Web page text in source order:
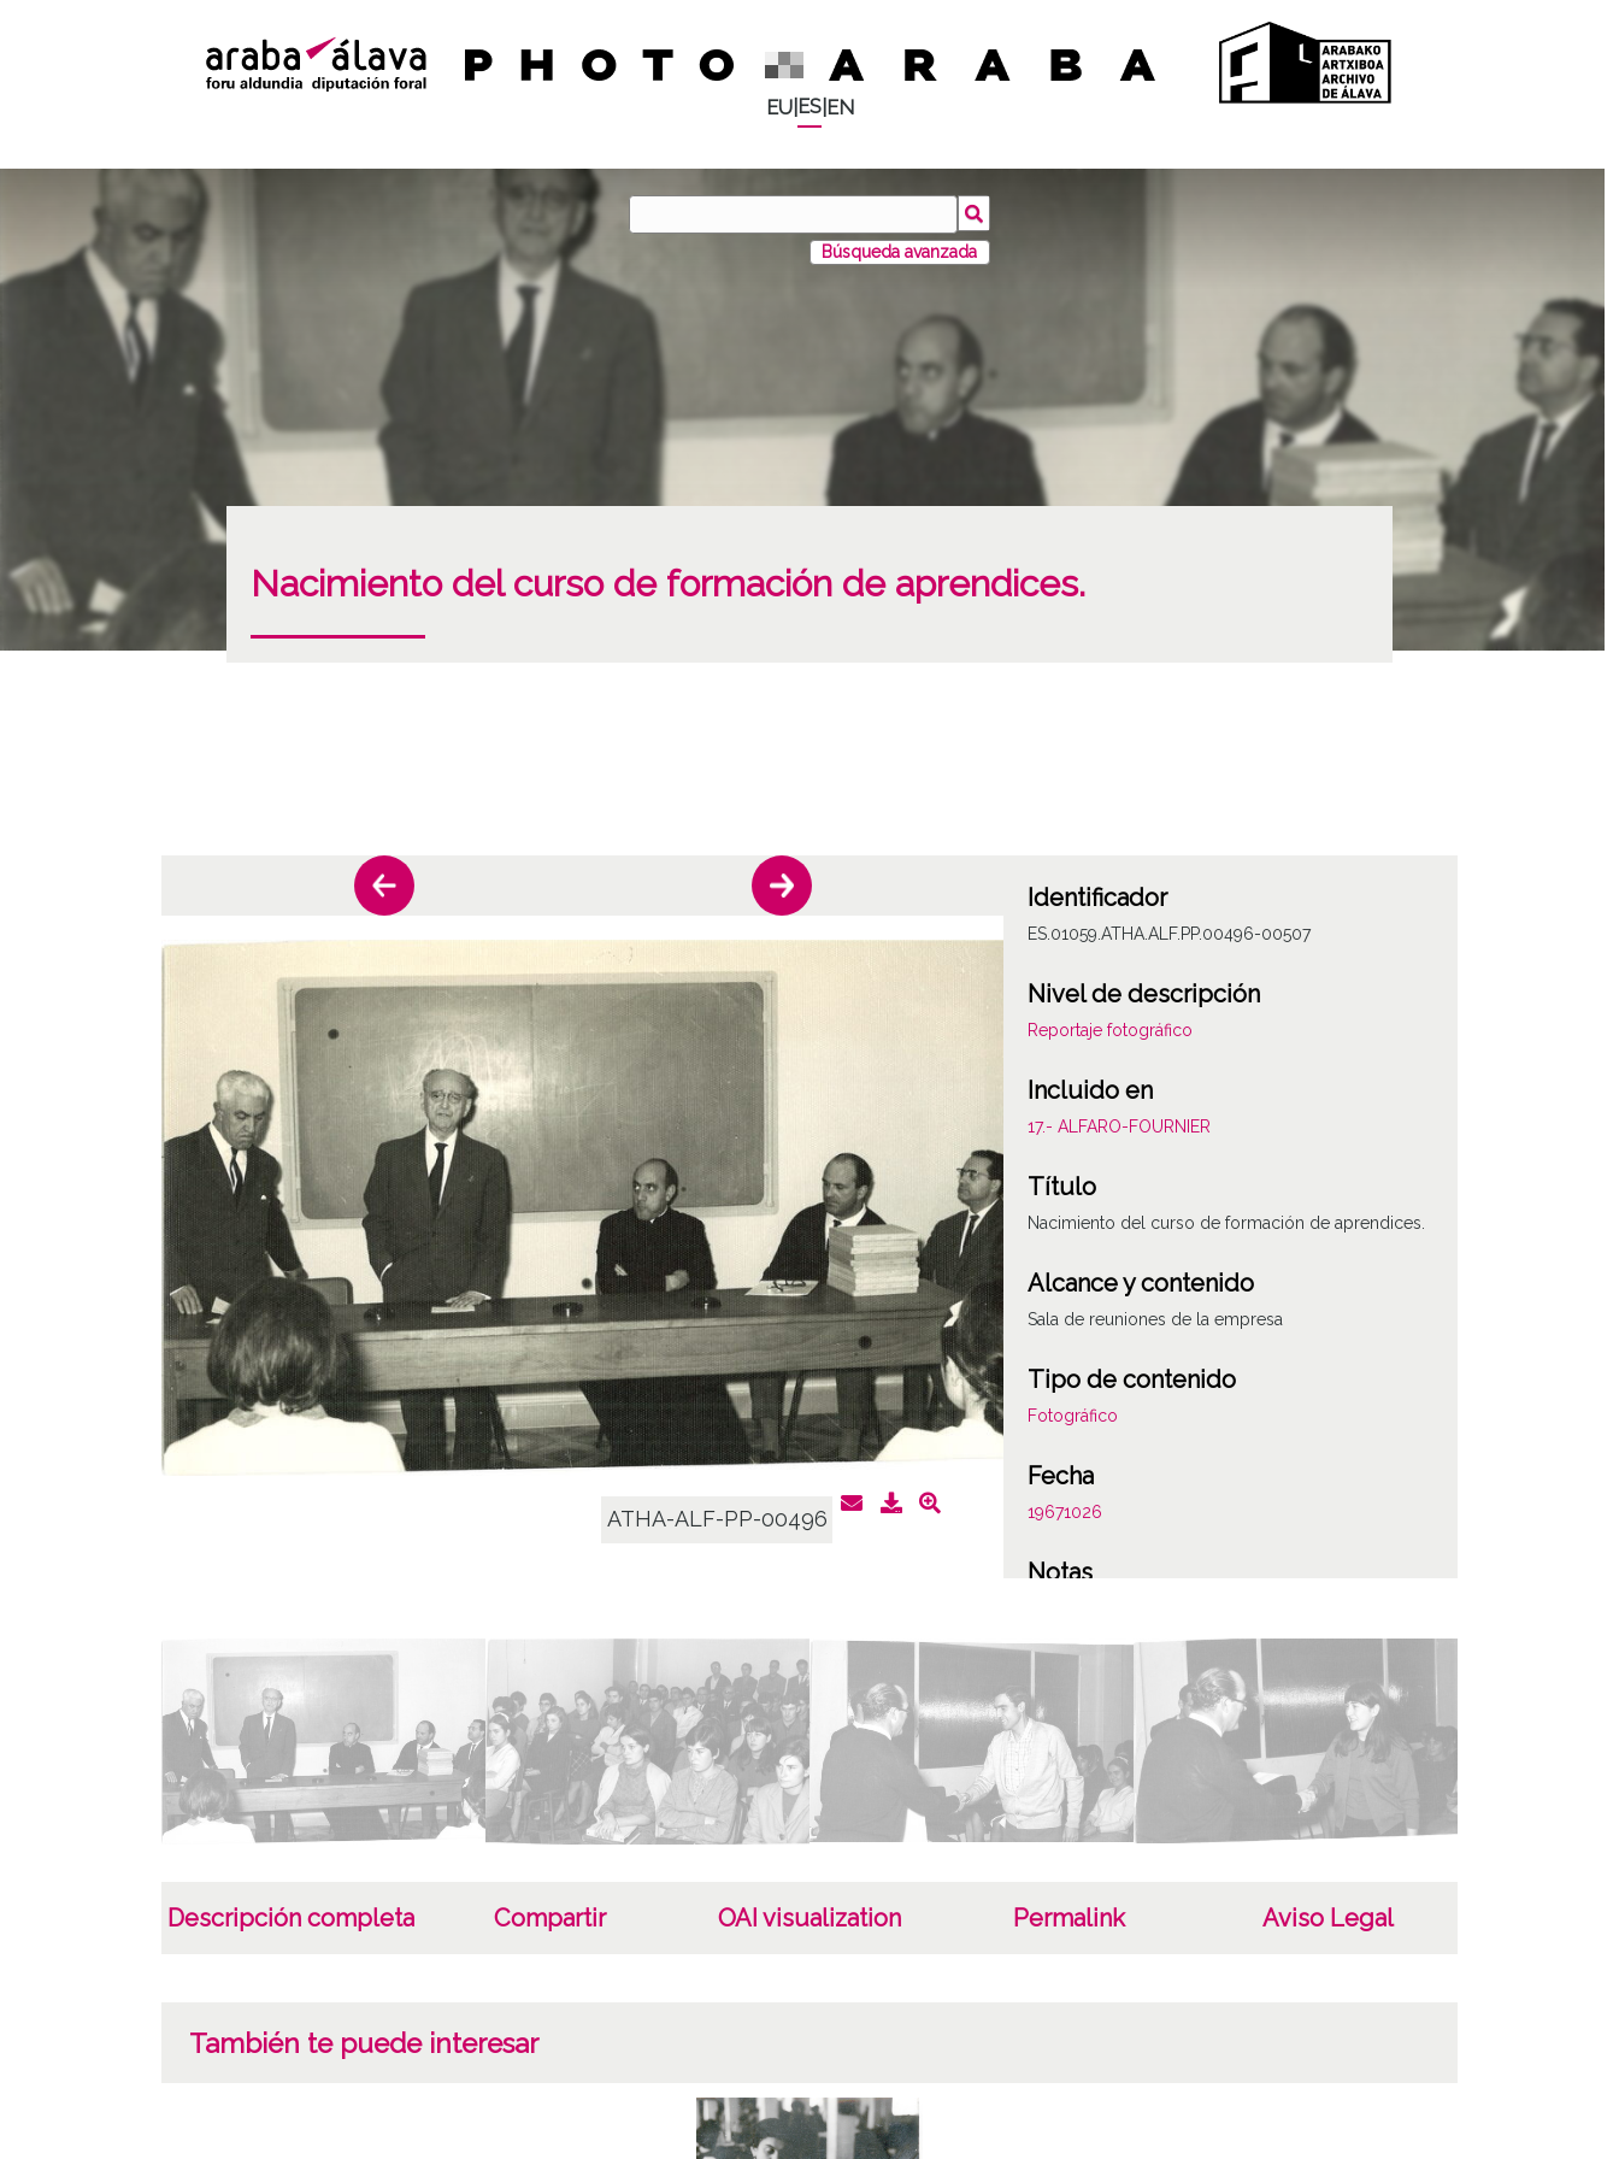
EU| ES| EN
Búsqueda avanzada
Nacimiento del curso de formación de aprendices.
ATHA-ALF-PP-00496
Identificador
ES.01059.ATHA.ALF.PP.00496-00507
Nivel de descripción
Reportaje fotográfico
Incluido en
17.- ALFARO-FOURNIER
Título
Nacimiento del curso de formación de aprendices.
Alcance y contenido
Sala de reuniones de la empresa
Tipo de contenido
Fotográfico
Fecha
19671026
Notas
Licencia de las imágenes
CC BY-NC-SA 4.0
Descripción completa Compartir OAI visualization Permalink Aviso Legal
También te puede interesar